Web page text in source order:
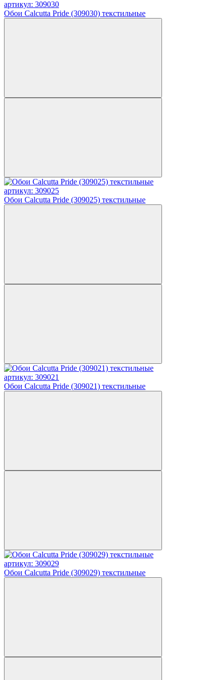
артикул: 309030
Обои Calcutta Pride (309030) текстильные
артикул: 309025
Обои Calcutta Pride (309025) текстильные
артикул: 309021
Обои Calcutta Pride (309021) текстильные
артикул: 309029
Обои Calcutta Pride (309029) текстильные